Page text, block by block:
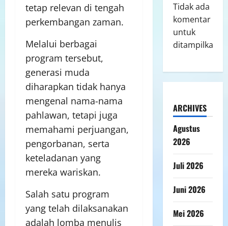
tetap relevan di tengah
perkembangan zaman.
Melalui berbagai
program tersebut,
generasi muda
diharapkan tidak hanya
mengenal nama-nama
pahlawan, tetapi juga
memahami perjuangan,
pengorbanan, serta
keteladanan yang
mereka wariskan.
Salah satu program
yang telah dilaksanakan
adalah lomba menulis
Tidak ada
komentar
untuk
ditampilkan.
ARCHIVES
Agustus
2026
Juli 2026
Juni 2026
Mei 2026